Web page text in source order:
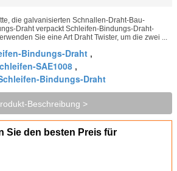
die galvanisierten Schnallen-Draht-Bau-
Draht verpackt Schleifen-Bindungs-Draht-
Sie eine Art Draht Twister, um die zwei ...
Bindungs-Draht ,
SAE1008 ,
Bindungs-Draht
Beschreibung >
Sie den besten Preis für